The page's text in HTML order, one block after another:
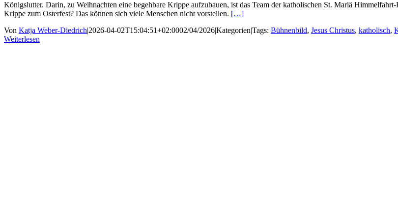
Königslutter. Darin, zu Weihnachten eine begehbare Krippe aufzubauen, ist das Team der katholischen St. Mariä
Krippe zum Osterfest? Das können sich viele Menschen nicht vorstellen. […]
Von Katja Weber-Diedrich|2026-04-02T15:04:51+02:0002/04/2026|Kategorien|Tags: Bühnenbild, Jesus Christus, katholisch,
Weiterlesen